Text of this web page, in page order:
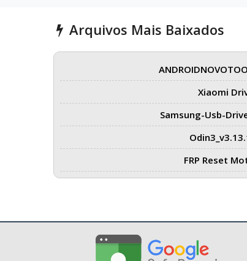
Arquivos Mais Baixados
Xiaomi
Samsung-Usb-
FRP Reset